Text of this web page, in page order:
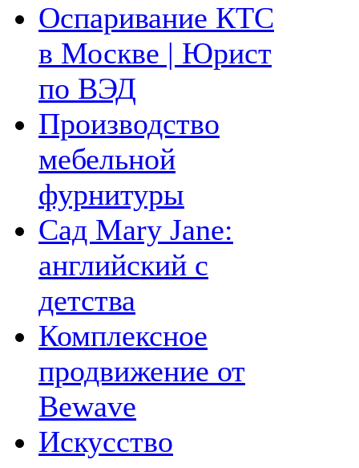
Оспаривание КТС
в Москве | Юрист
по ВЭД
Производство
мебельной
фурнитуры
Сад Mary Jane:
английский с
детства
Комплексное
продвижение от
Bewave
Искусство